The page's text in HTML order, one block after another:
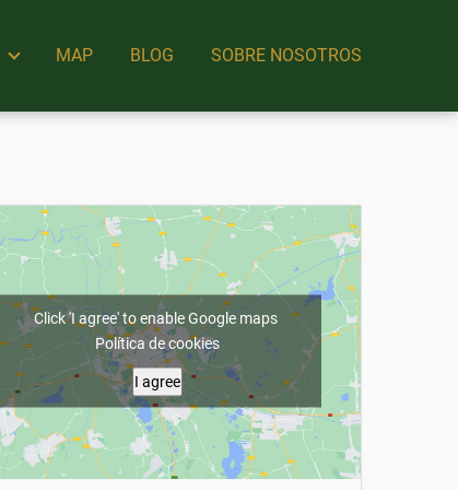
MAP BLOG SOBRE NOSOTROS
Click 'I agree' to enable Google maps
Política de cookies
I agree